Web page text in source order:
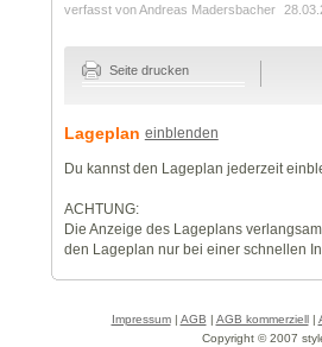
verfasst von Andreas Madersbacher
Seite drucken
Lageplan einblenden
Du kannst den Lageplan jederzeit
ACHTUNG:
Die Anzeige des Lageplans
den Lageplan nur bei einer schnellen
Impressum| AGB | AGB kommerziell|
Copyright © 2007